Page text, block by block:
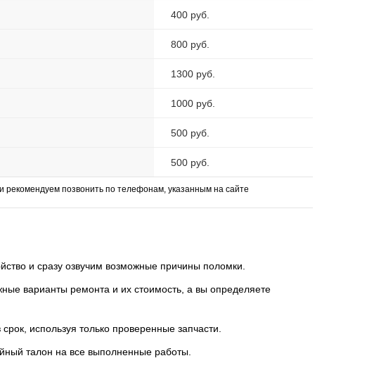
400 руб.
800 руб.
1300 руб.
1000 руб.
500 руб.
500 руб.
позвонить по телефонам, указанным на сайте
и сразу озвучим возможные причины поломки.
варианты ремонта и их стоимость, а вы определяете
используя только проверенные запчасти.
талон на все выполненные работы.